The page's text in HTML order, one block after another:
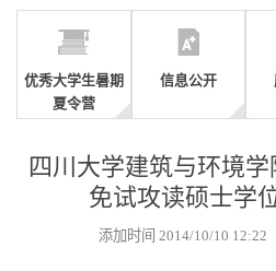
优秀大学生暑期
夏令营
信息公开
四川大学建筑与环境
免试攻读硕士学
添加时间 2014/10/10